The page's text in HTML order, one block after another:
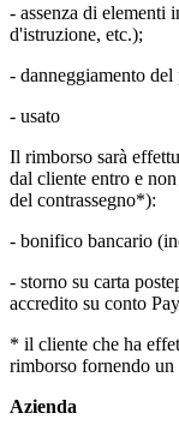
- assenza di elementi
d'istruzione, etc.);
- danneggiamento del
- usato
Il rimborso sarà
dal cliente entro e
del contrassegno*):
- bonifico bancario
- storno su carta
accredito su conto
* il cliente che ha
rimborso fornendo
Azienda